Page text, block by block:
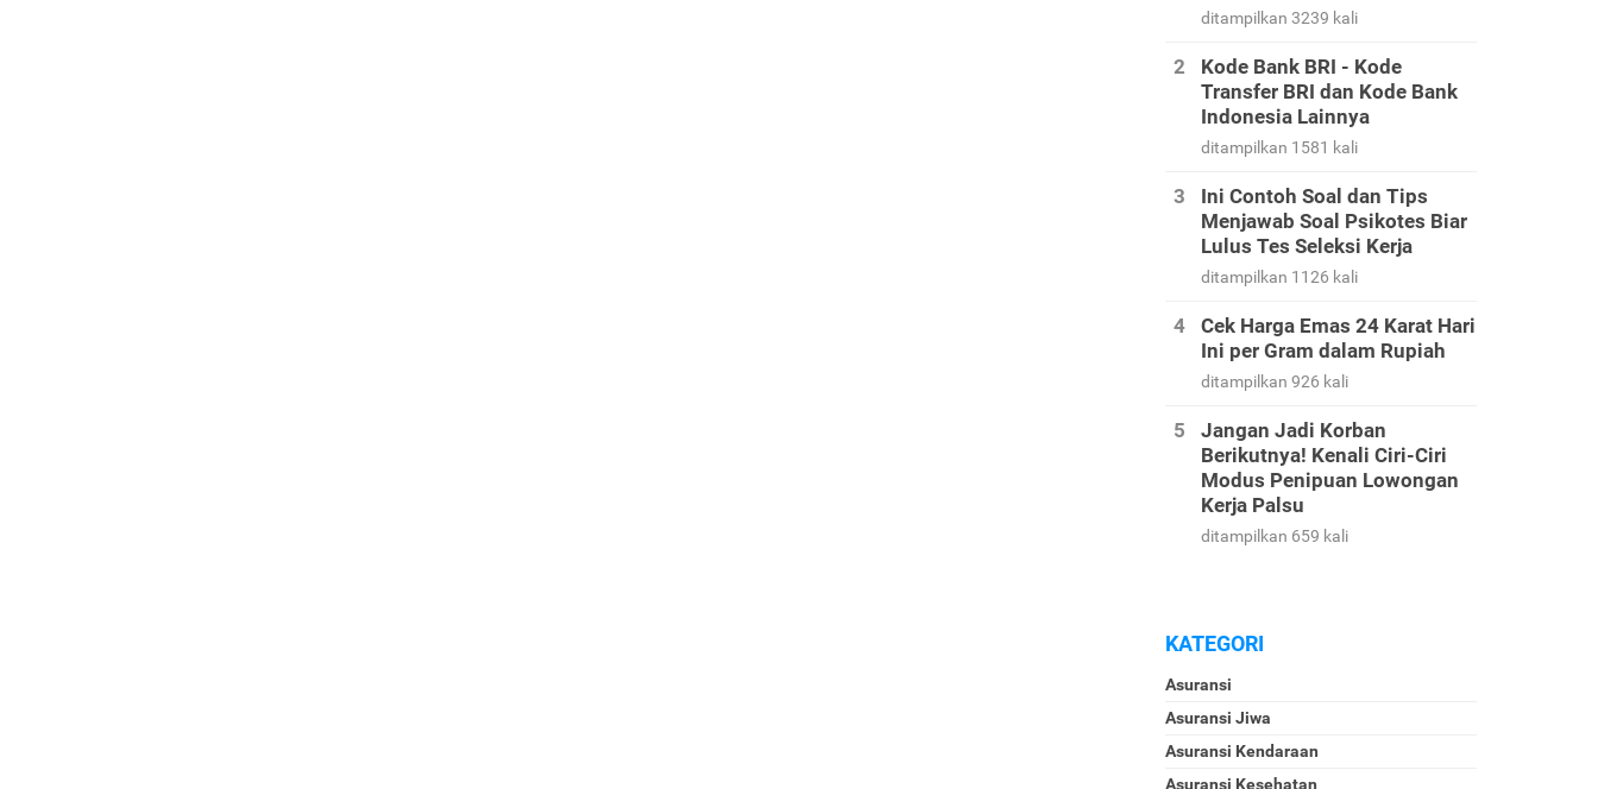
ditampilkan 3239 kali
Kode Bank BRI - Kode
Transfer BRI dan Kode Bank
Indonesia Lainnya
ditampilkan 1581 kali
Ini Contoh Soal dan Tips
Menjawab Soal Psikotes Biar
Lulus Tes Seleksi Kerja
ditampilkan 1126 kali
Cek Harga Emas 24 Karat Hari
Ini per Gram dalam Rupiah
ditampilkan 926 kali
Jangan Jadi Korban
Berikutnya! Kenali Ciri-Ciri
Modus Penipuan Lowongan
Kerja Palsu
ditampilkan 659 kali
KATEGORI
Asuransi
Asuransi Jiwa
Asuransi Kendaraan
Asuransi Kesehatan